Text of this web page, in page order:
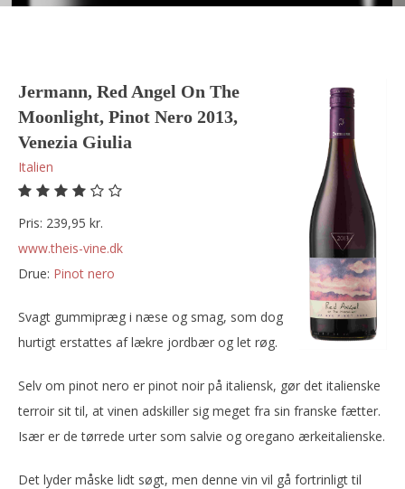
Jermann, Red Angel On The
Moonlight, Pinot Nero 2013,
Venezia Giulia
Italien
Pris: 239,95 kr.
www.theis-vine.dk
Drue:
pinot nero
Svagt gummipræg i næse og smag, som dog
hurtigt erstattes af lækre jordbær og let røg.
Selv om pinot nero er pinot noir på italiensk, gør det italienske
terroir sit til, at vinen adskiller sig meget fra sin franske fætter.
Især er de tørrede urter som salvie og oregano ærkeitalienske.
Det lyder måske lidt søgt, men denne vin vil gå fortrinligt til